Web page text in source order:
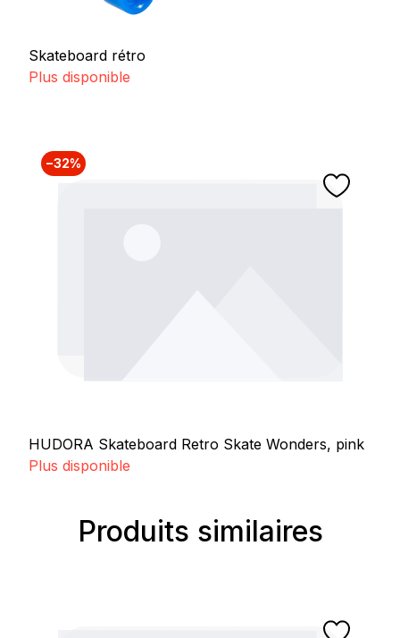
Skateboard rétro
Plus disponible
−32%
HUDORA Skateboard Retro Skate Wonders, pink
Plus disponible
Ignorer la galerie de produits
Produits similaires